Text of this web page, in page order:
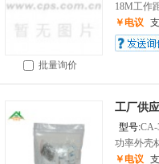
批量询价
18M工作
￥电议
工厂供
型号:CA-
功率外壳
￥电议